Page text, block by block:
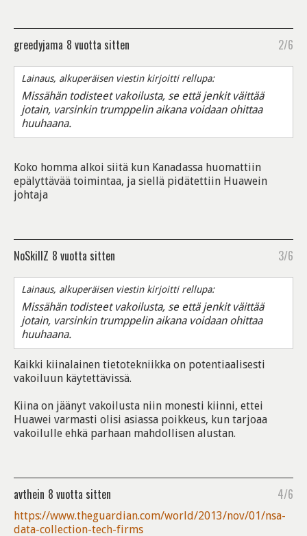
greedyjama 8 vuotta sitten 2/6
Lainaus, alkuperäisen viestin kirjoitti rellupa:
Missähän todisteet vakoilusta, se että jenkit väittää
jotain, varsinkin trumppelin aikana voidaan ohittaa
huuhaana.
Koko homma alkoi siitä kun Kanadassa huomattiin
epälyttävää toimintaa, ja siellä pidätettiin Huawein
johtaja
NoSkillZ 8 vuotta sitten 3/6
Lainaus, alkuperäisen viestin kirjoitti rellupa:
Missähän todisteet vakoilusta, se että jenkit väittää
jotain, varsinkin trumppelin aikana voidaan ohittaa
huuhaana.
Kaikki kiinalainen tietotekniikka on potentiaalisesti
vakoiluun käytettävissä.
Kiina on jäänyt vakoilusta niin monesti kiinni, ettei
Huawei varmasti olisi asiassa poikkeus, kun tarjoaa
vakoilulle ehkä parhaan mahdollisen alustan.
avthein 8 vuotta sitten 4/6
https://www.theguardian.com/world/2013/nov/01/nsa-
data-collection-tech-firms